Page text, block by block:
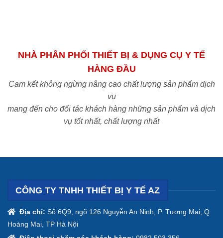
NHÀ PHÂN PHỐI THIẾT BỊ & DỤNG CỤ Y TẾ
HÀNG ĐẦU
Cam kết không ngừng nâng cao chất lượng sản phẩm dịch
vụ
mang đến cho đối tác khách hàng những sản phẩm và dịch
vụ tốt nhất, chất lượng nhất
CÔNG TY TNHH THIẾT BỊ Y TẾ AZ
Địa chỉ: Số 6Q9, ngõ 126 Nguyễn An Ninh, P. Tương Mai, Q.
Hoàng Mai, TP Hà Nội